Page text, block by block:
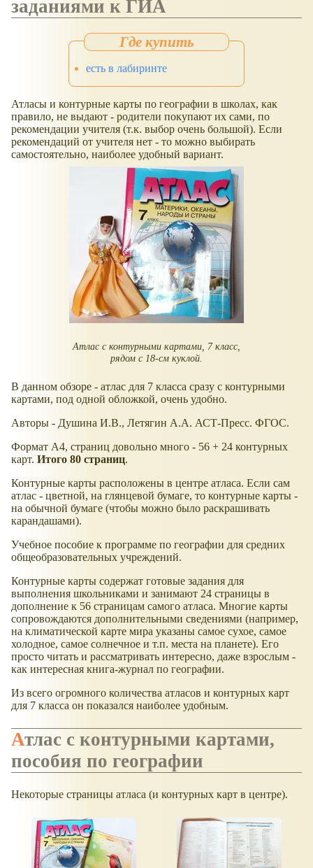
заданиями к ГИА
есть в лабиринте
Атласы и контурные карты по географии в школах, как
правило, не выдают - родители покупают их сами, по
рекомендации учителя (т.к. выбор очень большой). Если
рекомендаций от учителя нет - то можно выбирать
самостоятельно, наиболее удобный вариант.
Атлас с контурными картами, 7 класс,
рядом с 18-см куклой.
В данном обзоре - атлас для 7 класса сразу с контурными
картами, под одной обложкой, очень удобно.
Авторы - Душина И.В., Летягин А.А. АСТ-Пресс. ФГОС.
Формат А4, страниц довольно много - 56 + 24 контурных
карт. Итого 80 страниц.
Контурные карты расположены в центре атласа. Если сам
атлас - цветной, на глянцевой бумаге, то контурные карты -
на обычной бумаге (чтобы можно было раскрашивать
карандашами).
Учебное пособие к программе по географии для средних
общеобразовательных учреждений.
Контурные карты содержат готовые задания для
выполнения школьниками и занимают 24 страницы в
дополнение к 56 страницам самого атласа. Многие карты
сопровождаются дополнительными сведениями (например,
на климатической карте мира указаны самое сухое, самое
холодное, самое солнечное и т.п. места на планете). Его
просто читать и рассматривать интересно, даже взрослым -
как интересная книга-журнал по географии.
Из всего огромного количества атласов и контурных карт
для 7 класса он показался наиболее удобным.
Атлас с контурными картами,
пособия по географии
Некоторые страницы атласа (и контурных карт в центре).